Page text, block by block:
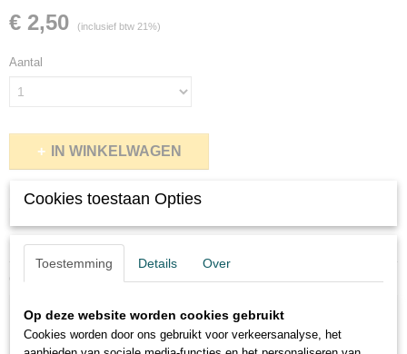
€ 2,50 (inclusief btw 21%)
Aantal
IN WINKELWAGEN
Omschrijving
Bocht gegalvaniseerd 1'' restpartij
Ook interessant
Cookies toestaan Opties
Toestemming Details Over
Op deze website worden cookies gebruikt
Cookies worden door ons gebruikt voor verkeersanalyse, het